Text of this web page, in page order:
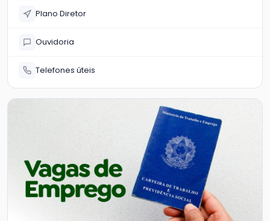
Plano Diretor
Ouvidoria
Telefones úteis